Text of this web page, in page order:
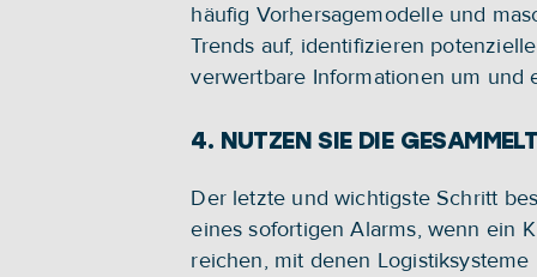
häufig Vorhersagemodelle und
Trends auf, identifizieren
verwertbare Informationen um und
4. NUTZEN SIE DIE
Der letzte und wichtigste Schritt
eines sofortigen Alarms, wenn ein
reichen, mit denen